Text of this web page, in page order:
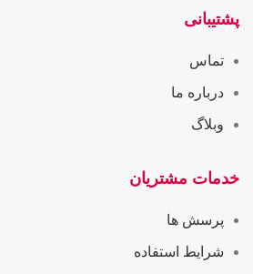
پشتیبانی
تماس
درباره ما
وبلاگ
خدمات مشتریان
پرسش ها
شرایط استفاده